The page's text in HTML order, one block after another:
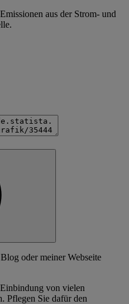
aus der Strom- und
oder meiner Webseite
von vielen
Pflegen Sie dafür den